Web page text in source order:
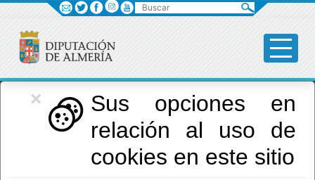
×
Sus opciones en
relación al uso de
cookies en este sitio
Diputación
Menú Diputación
Buscar